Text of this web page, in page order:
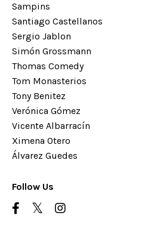
Sampins
Santiago Castellanos
Sergio Jablon
Simón Grossmann
Thomas Comedy
Tom Monasterios
Tony Benitez
Verónica Gómez
Vicente Albarracín
Ximena Otero
Álvarez Guedes
Follow Us